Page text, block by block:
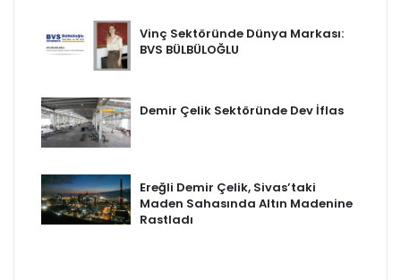
Vinç Sektöründe Dünya Markası:
BVS BÜLBÜLOĞLU
Demir Çelik Sektöründe Dev İflas
Ereğli Demir Çelik, Sivas’taki
Maden Sahasında Altın Madenine
Rastladı